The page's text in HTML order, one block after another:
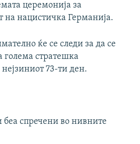
церемонија за
на нацистичка Германија.
ќе се следи за да се
голема стратешка
нејзиниот 73-ти ден.
беа спречени во нивните